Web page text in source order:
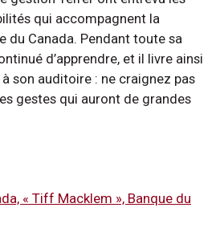
qui accompagnent la
du Canada. Pendant toute sa
d’apprendre, et il livre ainsi
son auditoire : ne craignez pas
gestes qui auront de grandes
« Tiff Macklem », Banque du